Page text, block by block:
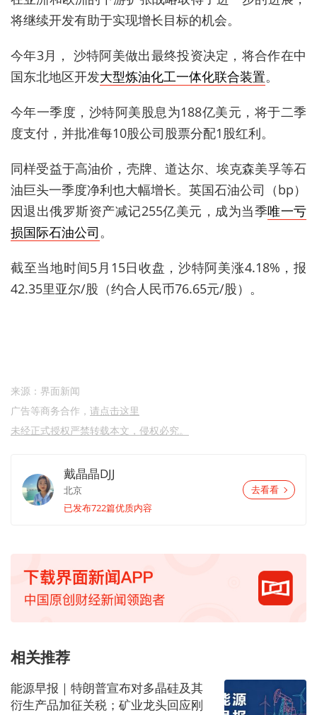
将继续开发有助于实现增长目标的机会。
今年3月， 沙特阿美做出最终投资决定，将合作在中
国东北地区开发大型炼油化工一体化联合装置。
今年一季度，沙特阿美股息为188亿美元，将于二季
度支付， 并批准每10股公司股票分配1股红利。
同样受益于高油价， 壳牌、道达尔、埃克森美孚等石
油巨头一季度净利也大幅增长。 英国石油公司（bp）
因退出俄罗斯资产减记255亿美元 ，成为当季唯一亏
损国际石油公司。
截至当地时间5月15日收盘，沙特阿美涨4.18%，报
42.35里亚尔/股（约合人民币76.65元/股）。
来源：界面新闻
广告等商务合作， 请点击这里
未经正式授权严禁转载本文，侵权必究。
戴晶晶DJJ
北京
已发布722篇优质内容
去看看
相关推荐
能源早报｜特朗普宣布对多晶硅及其
衍生产品加征关税；矿业龙头回应刚